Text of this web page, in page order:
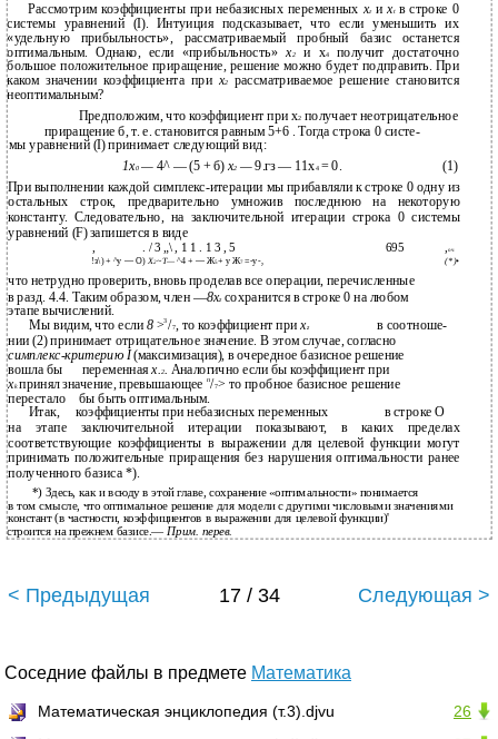
Рассмотрим коэффициенты при небазисных переменных хг иxt в строке 0
системы уравнений (I). Интуиция подсказывает, что если уменьшить их
«удельную прибыльность», рассматриваемый пробный базис останется
оптимальным. Однако, если «прибыльность»х2 и х4 получит достаточно
большое положительное приращение, решение можно будет подправить. При
каком значении коэффициента при х2 рассматриваемое решение становится
неоптимальным?
Предположим, что коэффициент при х2 получает неотрицательное
приращение б, т. е. становится равным 5+6 . Тогда строка 0 систе-
мы уравнений (I) принимает следующий вид:
1х0— 4^ — (5 + б) х2 —9.гз — 11х4= 0.
(1)
При выполнении каждой симплекс-итерации мы прибавляли к строке 0 одну из
остальных строк, предварительно умножив последнюю на некоторую
константу. Следовательно, на заключительной итерации строка 0 системы
уравнений (F) запишется в виде
, . / 3 „\ , 1 1 . 1 3 , 5 695 ,оч
!з\) + ^у — О) Х2~Т—^4 + — Ж5+ у Ж7=-у-, (*)•
что нетрудно проверить, вновь проделав все операции, перечисленные
в разд. 4.4. Таким образом, член —8xz сохранится в строке 0 на любом
этапе вычислений.
Мы видим, что если 8 >3/7, то коэффициент приxz в соотноше-
нии (2) принимает отрицательное значение. В этом случае, согласно
симплекс-критериюI(максимизация), в очередное базисное решение
вошла бы переменнаях.2. Аналогично если бы коэффициент при
xkпринял значение, превышающее п/7> то пробное базисное решение
перестало бы быть оптимальным.
Итак, коэффициенты при небазисных переменных
в строке О
на этапе заключительной итерации показывают, в каких пределах
соответствующие коэффициенты в выражении для целевой функции могут
принимать положительные приращения без нарушения оптимальности ранее
полученного базиса *).
*) Здесь, как и всюду в этой главе, сохранение «оптимальности» понимается
в том смысле, что оптимальное решение для модели с другими числовыми значениями
констант (в частности, коэффициентов в выражении для целевой функции)'
строится на прежнем базисе.—Прим. перев.
< Предыдущая 17 / 34 Следующая >
Соседние файлы в предмете Математика
26
Математическая энциклопедия (т.3).djvu